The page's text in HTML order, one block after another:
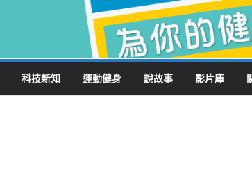
科技新知 運動健身 說故事 影片庫